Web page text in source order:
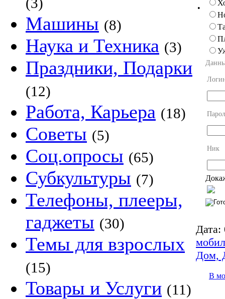
Машины (8)
Наука и Техника (3)
Праздники, Подарки
(12)
Работа, Карьера (18)
Советы (5)
Соц.опросы (65)
Субкультуры (7)
Телефоны, плееры,
гаджеты (30)
Темы для взрослых
(15)
Товары и Услуги (11)
•
Ник
Дата:
Дом,
В